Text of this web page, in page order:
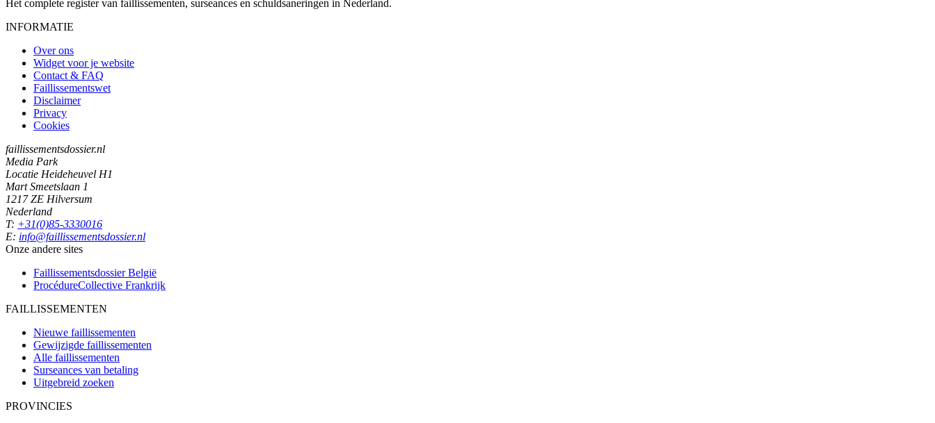
Het complete register van faillissementen, surseances en schuldsaneringen in Nederland.
INFORMATIE
Over ons
Widget voor je website
Contact & FAQ
Faillissementswet
Disclaimer
Privacy
Cookies
faillissementsdossier.nl
Media Park
Locatie Heideheuvel H1
Mart Smeetslaan 1
1217 ZE Hilversum
Nederland
T: +31(0)85-3330016
E: info@faillissementsdossier.nl
Onze andere sites
Faillissementsdossier België
ProcédureCollective Frankrijk
FAILLISSEMENTEN
Nieuwe faillissementen
Gewijzigde faillissementen
Alle faillissementen
Surseances van betaling
Uitgebreid zoeken
PROVINCIES